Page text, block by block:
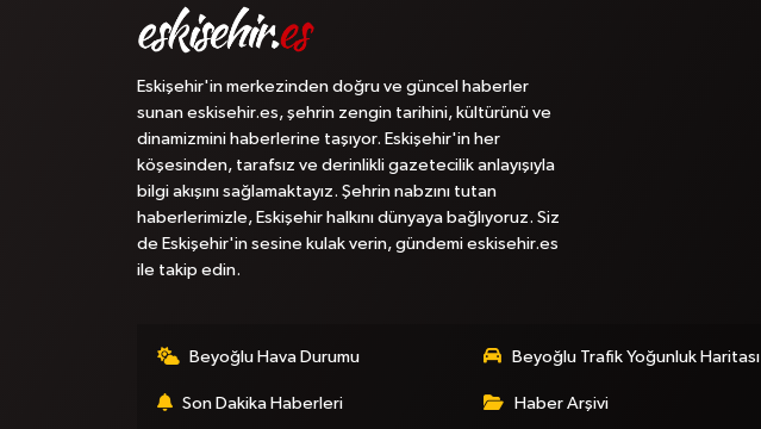
Eskişehir'in merkezinden doğru ve güncel haberler
sunan eskisehir.es, şehrin zengin tarihini, kültürünü ve
dinamizmini haberlerine taşıyor. Eskişehir'in her
köşesinden, tarafsız ve derinlikli gazetecilik anlayışıyla
bilgi akışını sağlamaktayız. Şehrin nabzını tutan
haberlerimizle, Eskişehir halkını dünyaya bağlıyoruz. Siz
de Eskişehir'in sesine kulak verin, gündemi eskisehir.es
ile takip edin.
Beyoğlu Hava Durumu Beyoğlu Trafik Yoğunluk Haritası
Son Dakika Haberleri Haber Arşivi